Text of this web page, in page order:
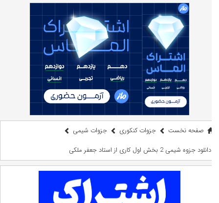
صفحه نخست جزوات کنکوری
جزوات شیمی
دانلود جزوه شیمی 2 بخش اول کاری از استاد جعفر ملکی